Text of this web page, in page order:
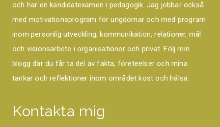
och har en kandidatexamen i pedagogik. Jag jobbar också
med motivationsprogram för ungdomar och med program
inom personlig utveckling; kommunikation, relationer, mål
och visionsarbete i organisationer och privat. Följ min
blogg där du får ta del av fakta, företeelser och mina
tankar och reflektioner inom området kost och hälsa.
Kontakta mig